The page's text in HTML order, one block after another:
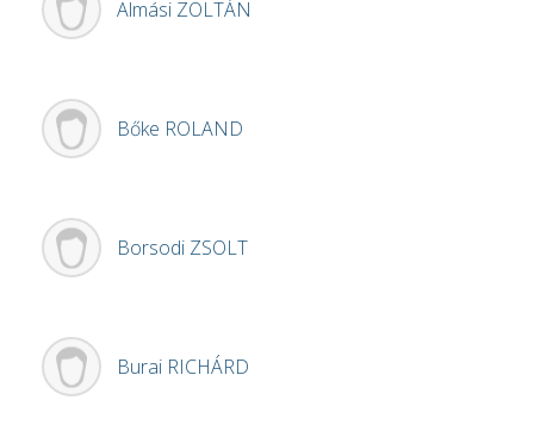
Almási ZOLTÁN
Bőke ROLAND
Borsodi ZSOLT
Burai RICHÁRD